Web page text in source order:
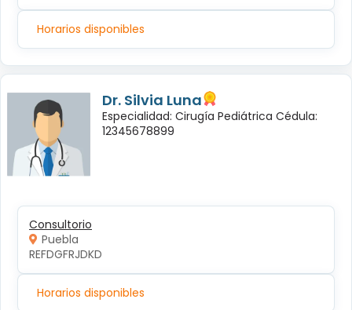
Horarios disponibles
Dr. Silvia Luna
Especialidad: Cirugía Pediátrica Cédula:
12345678899
Consultorio
Puebla
REFDGFRJDKD
Horarios disponibles